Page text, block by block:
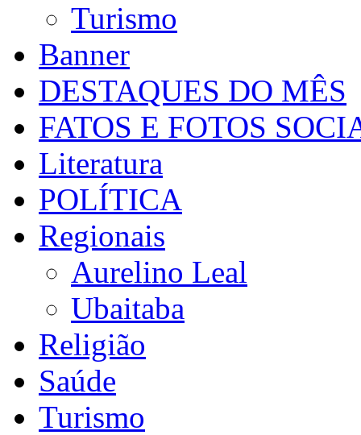
Turismo
Banner
DESTAQUES DO MÊS
FATOS E FOTOS
Literatura
POLÍTICA
Regionais
Aurelino Leal
Ubaitaba
Religião
Saúde
Turismo